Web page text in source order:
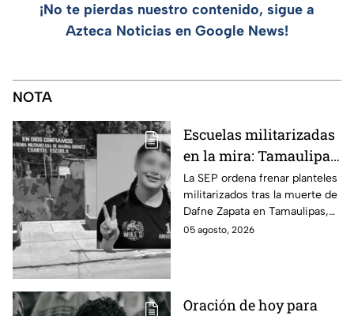
¡No te pierdas nuestro contenido, sigue a
Azteca Noticias en Google News!
NOTA
Escuelas militarizadas
en la mira: Tamaulipas
acata cierre de
planteles tras el caso
Dafne Zapata; otros
estados defienden su
La SEP ordena frenar planteles
militarizados tras la muerte de
Dafne Zapata en Tamaulipas,
generando el cierre de cinco
05 agosto, 2026
Oración de hoy para